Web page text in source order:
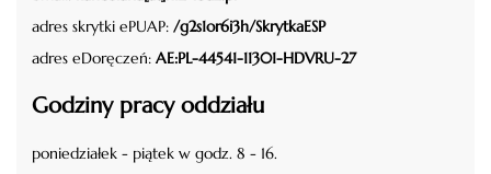
adres skrytki ePUAP: /g2s1or6i3h/SkrytkaESP
adres eDoręczeń: AE:PL-44541-11301-HDVRU-27
Godziny pracy oddziału
poniedziałek - piątek w godz. 8 - 16.